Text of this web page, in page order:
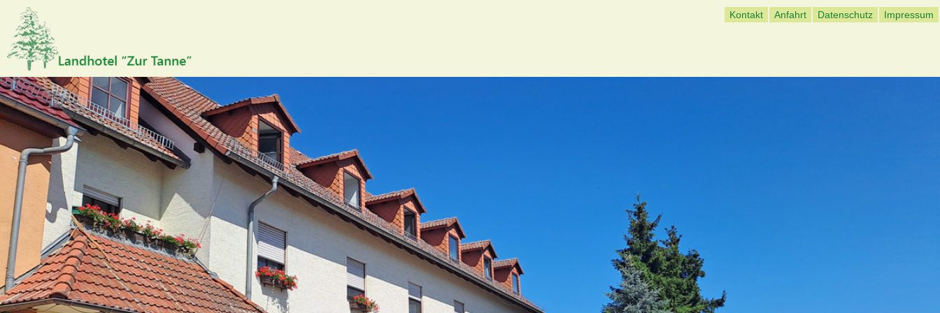
Impressum
Datenschutz
Anfahrt
Kontakt